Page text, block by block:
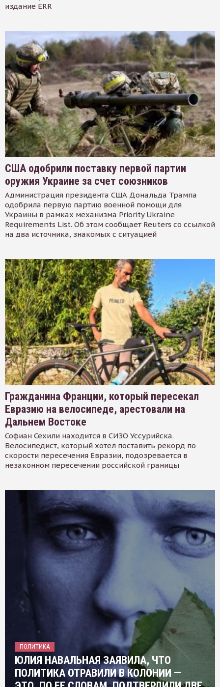
издание ERR
США одобрили поставку первой партии
оружия Украине за счет союзников
Администрация президента США Дональда Трампа
одобрила первую партию военной помощи для
Украины в рамках механизма Priority Ukraine
Requirements List. Об этом сообщает Reuters со ссылкой
на два источника, знакомых с ситуацией
Гражданина Франции, который пересекал
Евразию на велосипеде, арестовали на
Дальнем Востоке
Софиан Сехили находится в СИЗО Уссурийска.
Велосипедист, который хотел поставить рекорд по
скорости пересечения Евразии, подозревается в
незаконном пересечении российской границы
ПОЛИТИКА
ЮЛИЯ НАВАЛЬНАЯ ЗАЯВИЛА, ЧТО
ПОЛИТИКА ОТРАВИЛИ В КОЛОНИИ —